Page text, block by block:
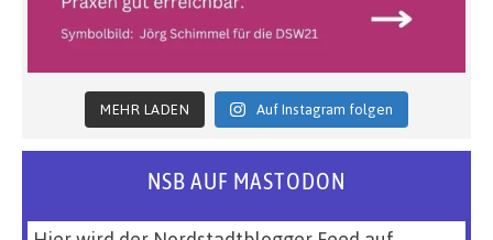
MEHR LADEN Auf Instagram folgen
NSB AUF MASTODON